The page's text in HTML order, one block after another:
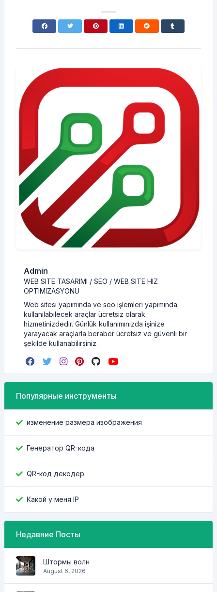
Admin
WEB SITE TASARIMI / SEO / WEB SITE HIZ
OPTIMIZASYONU
Web sitesi yapımında ve seo işlemleri yapımında
kullanılabilecek araçlar ücretsiz olarak
hizmetinizdedir. Günlük kullanımınızda işinize
yarayacak araçlarla beraber ücretsiz ve güvenli bir
şekilde kullanabilirsiniz.
Популярные инструменты
изменение размера изображения
Генератор QR-кода
QR-код декодер
Какой у меня IP
Недавние Посты
Штормы волн
August 6, 2026